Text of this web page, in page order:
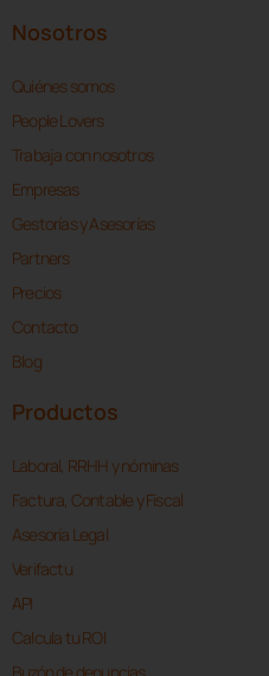
Nosotros
Quiénes somos
People Lovers
Trabaja con nosotros
Empresas
Gestorías y Asesorías
Partners
Precios
Contacto
Blog
Productos
Laboral, RRHH y nóminas
Factura, Contable y Fiscal
Asesoría Legal
Verifactu
API
Calcula tu ROI